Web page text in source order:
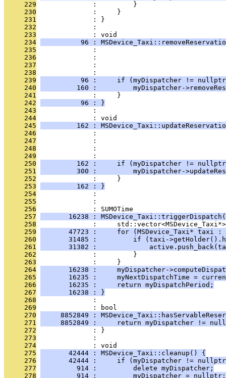
     229
              :         }
     230
              :     }
     231
              : }
     232
              :
     233
              : void
     234
96 :
     235
:
     236
:
     237
:
     238
:
     239
96 :     if (myDispatcher !=
     240
160 :         myDispatcher-
     241
              :     }
     242
          96 : }
     243
              :
     244
              : void
     245
162 :
     246
:
     247
:
     248
:
     249
:
     250
162 :     if (myDispatcher !=
     251
300 :         myDispatcher-
     252
              :     }
     253
         162 : }
     254
              :
     255
              :
     256
              : SUMOTime
     257
16238 :
     258
:
     259
47723 :     for (MSDevice_Taxi* taxi :
     260
31485 :         if (taxi-
     261
31382 :
     262
              :         }
     263
              :     }
     264
16238 :     myDispatcher-
     265
16235 :     myNextDispatchTime =
     266
       16235 :     return myDispatchPeriod;
     267
       16238 : }
     268
              :
     269
              : bool
     270
8852849 :
     271
8852849 :     return myDispatcher !=
     272
              : }
     273
              :
     274
              : void
     275
       42444 : MSDevice_Taxi::cleanup() {
     276
42444 :     if (myDispatcher !=
     277
         914 :         delete myDispatcher;
     278
         914 :         myDispatcher = nullptr;